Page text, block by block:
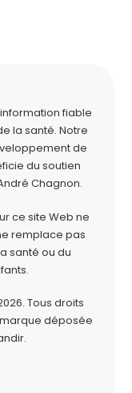
fiable
la santé. Notre
de
du soutien
Chagnon.
ce site Web ne
remplace pas
santé ou du
Tous droits
déposée